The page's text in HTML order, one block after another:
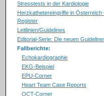
Stresstests in der Kardiologie
Herzkathetereingriffe in Österreich
Register
Leitlinien/Guidelines
Editorial-Serie: Die neuen
Fallberichte:
Echokardiographie
EKG-Beispiel
EPU-Corner
Heart Team Case Reports
OCT-Corner